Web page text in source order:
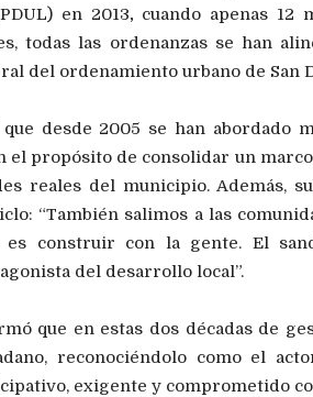
en 2013, cuando apenas 12
todas las ordenanzas se han
del ordenamiento urbano de San
desde 2005 se han abordado
el propósito de consolidar un
reales del municipio. Además,
“También salimos a las
es construir con la gente. El
del desarrollo local”.
que en estas dos décadas de
reconociéndolo como el
exigente y comprometido